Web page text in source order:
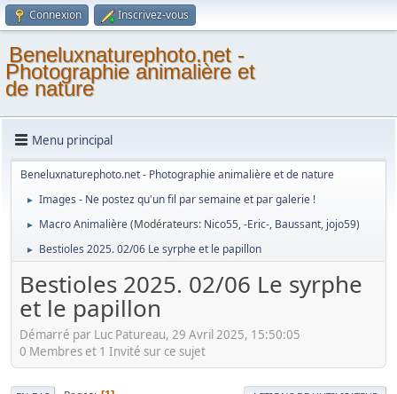
Connexion Inscrivez-vous
Beneluxnaturephoto.net -
Photographie animalière et
de nature
Menu principal
Beneluxnaturephoto.net - Photographie animalière et de nature
► Images - Ne postez qu'un fil par semaine et par galerie !
► Macro Animalière(Modérateurs: Nico55,-Eric-, Baussant, jojo59)
► Bestioles 2025. 02/06 Le syrphe et le papillon
Bestioles 2025. 02/06 Le syrphe
et le papillon
Démarré par Luc Patureau, 29 Avril 2025, 15:50:05
0 Membres et 1 Invité sur ce sujet